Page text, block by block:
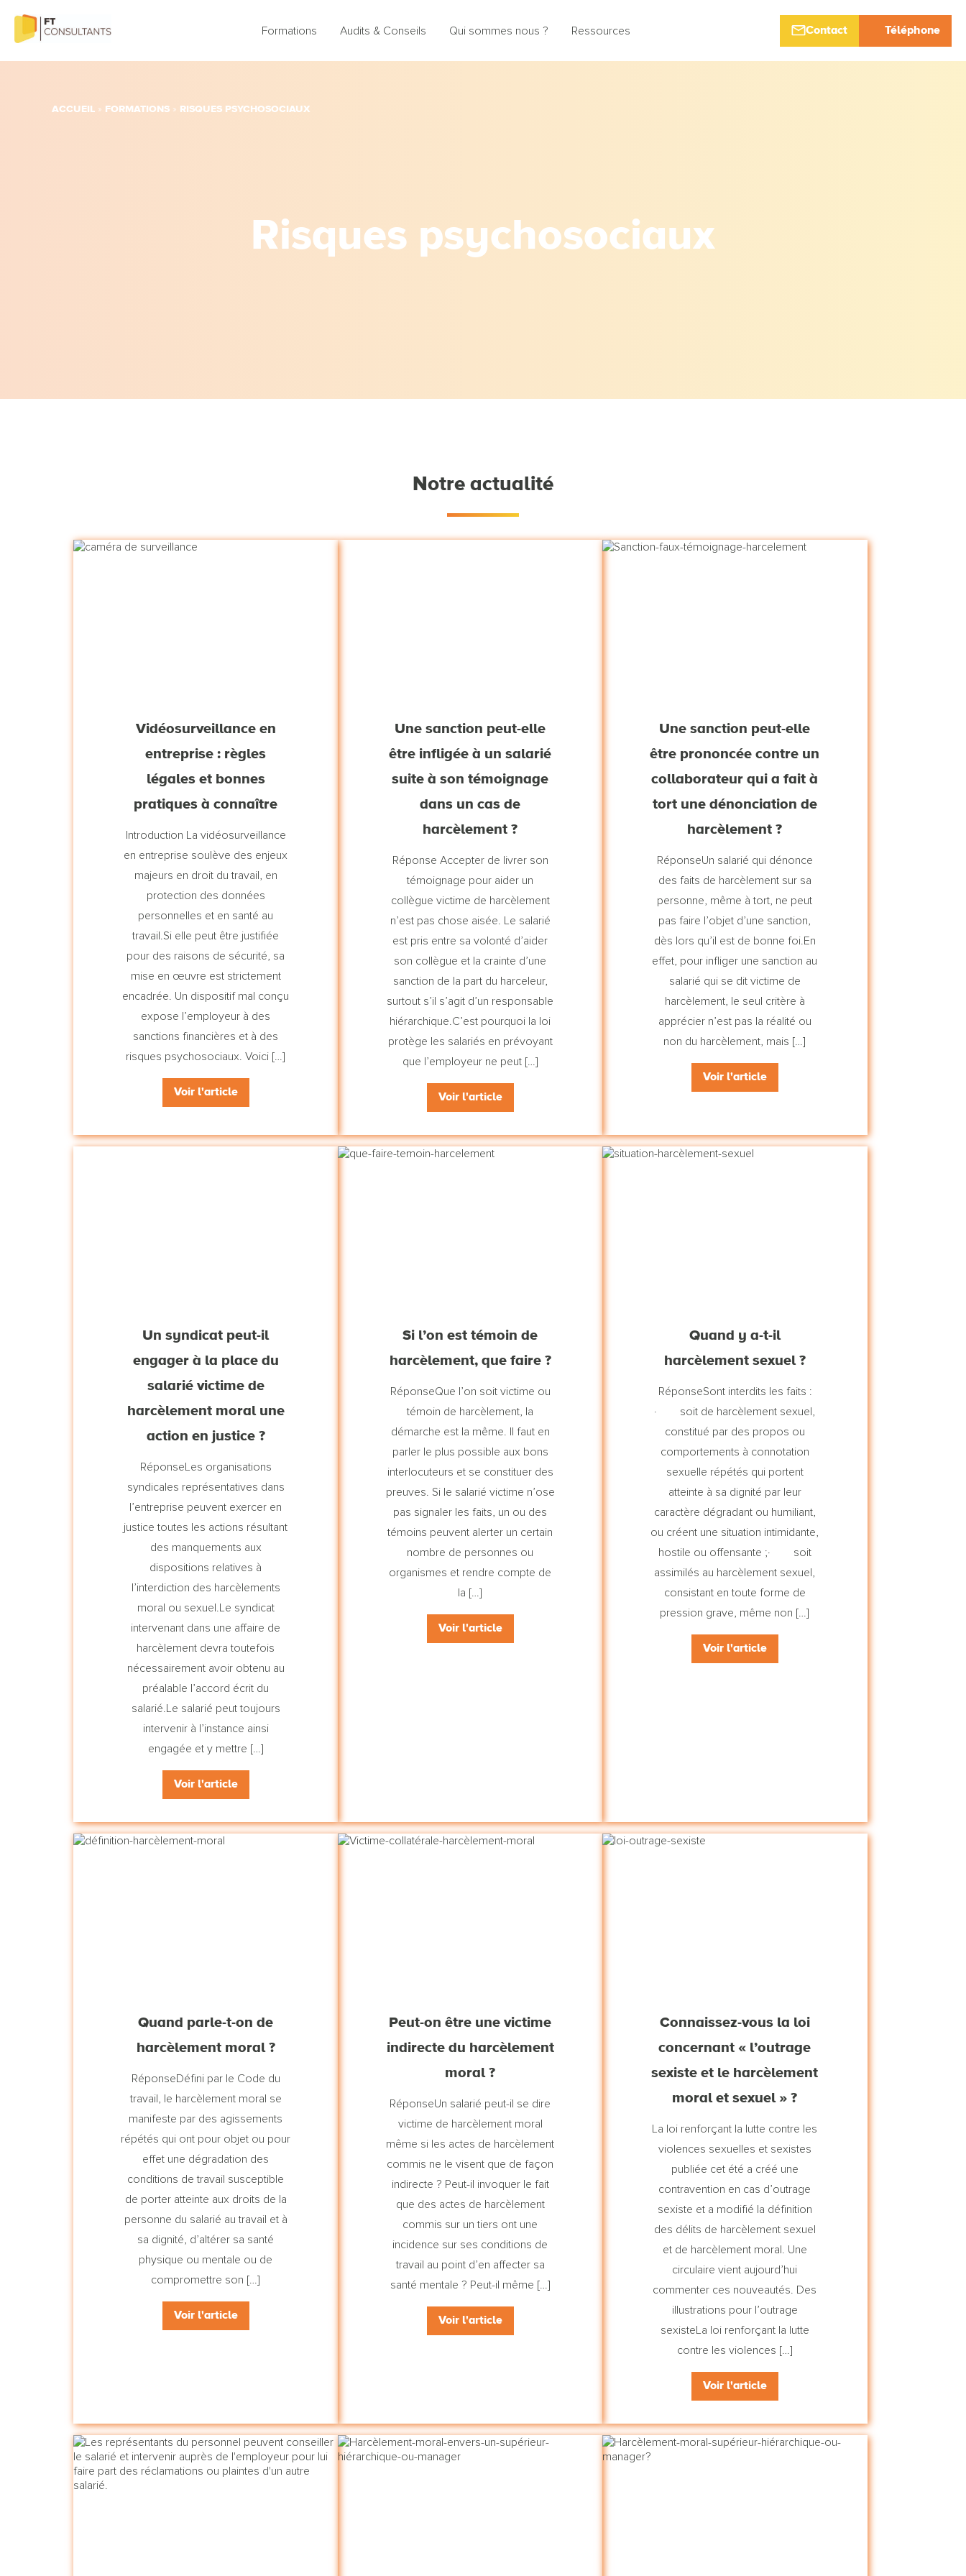
contenu
Formations Audits & Conseils Qui sommes nous ? Ressources Contact Téléphone
ACCUEIL » FORMATIONS » RISQUES PSYCHOSOCIAUX
Risques psychosociaux
Notre actualité
Vidéosurveillance en
entreprise : règles
légales et bonnes
pratiques à connaître
Introduction La vidéosurveillance
en entreprise soulève des enjeux
majeurs en droit du travail, en
protection des données
personnelles et en santé au
travail.Si elle peut être justifiée
pour des raisons de sécurité, sa
mise en œuvre est strictement
encadrée. Un dispositif mal conçu
expose l’employeur à des
sanctions financières et à des
risques psychosociaux. Voici […]
Voir l'article
Une sanction peut-elle
être infligée à un salarié
suite à son témoignage
dans un cas de
harcèlement ?
Réponse Accepter de livrer son
témoignage pour aider un
collègue victime de harcèlement
n’est pas chose aisée. Le salarié
est pris entre sa volonté d’aider
son collègue et la crainte d’une
sanction de la part du harceleur,
surtout s’il s’agit d’un responsable
hiérarchique.C’est pourquoi la loi
protège les salariés en prévoyant
que l’employeur ne peut […]
Voir l'article
Une sanction peut-elle
être prononcée contre un
collaborateur qui a fait à
tort une dénonciation de
harcèlement ?
RéponseUn salarié qui dénonce
des faits de harcèlement sur sa
personne, même à tort, ne peut
pas faire l’objet d’une sanction,
dès lors qu’il est de bonne foi.En
effet, pour infliger une sanction au
salarié qui se dit victime de
harcèlement, le seul critère à
apprécier n’est pas la réalité ou
non du harcèlement, mais […]
Voir l'article
Un syndicat peut-il
engager à la place du
salarié victime de
harcèlement moral une
action en justice ?
RéponseLes organisations
syndicales représentatives dans
l’entreprise peuvent exercer en
justice toutes les actions résultant
des manquements aux
dispositions relatives à
l’interdiction des harcèlements
moral ou sexuel.Le syndicat
intervenant dans une affaire de
harcèlement devra toutefois
nécessairement avoir obtenu au
préalable l’accord écrit du
salarié.Le salarié peut toujours
intervenir à l’instance ainsi
engagée et y mettre […]
Voir l'article
Si l’on est témoin de
harcèlement, que faire ?
RéponseQue l’on soit victime ou
témoin de harcèlement, la
démarche est la même. Il faut en
parler le plus possible aux bons
interlocuteurs et se constituer des
preuves. Si le salarié victime n’ose
pas signaler les faits, un ou des
témoins peuvent alerter un certain
nombre de personnes ou
organismes et rendre compte de
la […]
Voir l'article
Quand y a-t-il
harcèlement sexuel ?
RéponseSont interdits les faits :
· soit de harcèlement sexuel,
constitué par des propos ou
comportements à connotation
sexuelle répétés qui portent
atteinte à sa dignité par leur
caractère dégradant ou humiliant,
ou créent une situation intimidante,
hostile ou offensante ;· soit
assimilés au harcèlement sexuel,
consistant en toute forme de
pression grave, même non […]
Voir l'article
Quand parle-t-on de
harcèlement moral ?
RéponseDéfini par le Code du
travail, le harcèlement moral se
manifeste par des agissements
répétés qui ont pour objet ou pour
effet une dégradation des
conditions de travail susceptible
de porter atteinte aux droits de la
personne du salarié au travail et à
sa dignité, d’altérer sa santé
physique ou mentale ou de
compromettre son […]
Voir l'article
Peut-on être une victime
indirecte du harcèlement
moral ?
RéponseUn salarié peut-il se dire
victime de harcèlement moral
même si les actes de harcèlement
commis ne le visent que de façon
indirecte ? Peut-il invoquer le fait
que des actes de harcèlement
commis sur un tiers ont une
incidence sur ses conditions de
travail au point d’en affecter sa
santé mentale ? Peut-il même […]
Voir l'article
Connaissez-vous la loi
concernant « l’outrage
sexiste et le harcèlement
moral et sexuel » ?
La loi renforçant la lutte contre les
violences sexuelles et sexistes
publiée cet été a créé une
contravention en cas d’outrage
sexiste et a modifié la définition
des délits de harcèlement sexuel
et de harcèlement moral. Une
circulaire vient aujourd’hui
commenter ces nouveautés. Des
illustrations pour l’outrage
sexisteLa loi renforçant la lutte
contre les violences […]
Voir l'article